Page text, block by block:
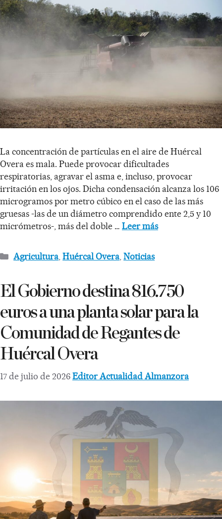
La concentración de partículas en el aire de Huércal
Overa es mala. Puede provocar dificultades
respiratorias, agravar el asma e, incluso, provocar
irritación en los ojos. Dicha condensación alcanza los 106
microgramos por metro cúbico en el caso de las más
gruesas -las de un diámetro comprendido ente 2,5 y 10
micrómetros-, más del doble … Leer más
Agricultura,Huércal Overa,Noticias
El Gobierno destina 816.750
euros a una planta solar para la
Comunidad de Regantes de
Huércal Overa
17 de julio de 2026Editor Actualidad Almanzora